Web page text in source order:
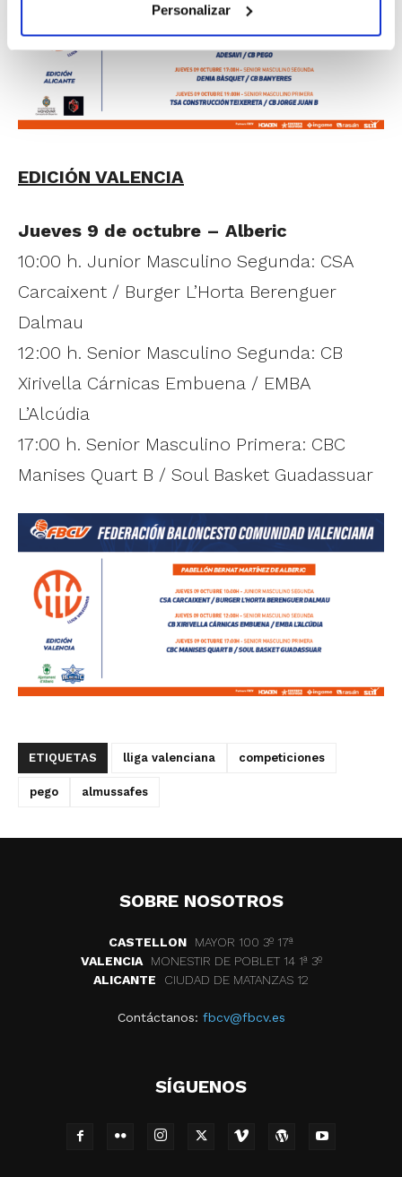
Personalizar
EDICIÓN VALENCIA
Jueves 9 de octubre – Alberic
10:00 h. Junior Masculino Segunda: CSA
Carcaixent / Burger L’Horta Berenguer
Dalmau
12:00 h. Senior Masculino Segunda: CB
Xirivella Cárnicas Embuena / EMBA
L’Alcúdia
17:00 h. Senior Masculino Primera: CBC
Manises Quart B / Soul Basket Guadassuar
ETIQUETAS lliga valenciana competiciones
pego almussafes
SOBRE NOSOTROS
CASTELLON
MAYOR 100 3º 17ª
VALENCIA
MONESTIR DE POBLET 14 1ª 3º
ALICANTE
CIUDAD DE MATANZAS 12
Contáctanos: fbcv@fbcv.es
SÍGUENOS